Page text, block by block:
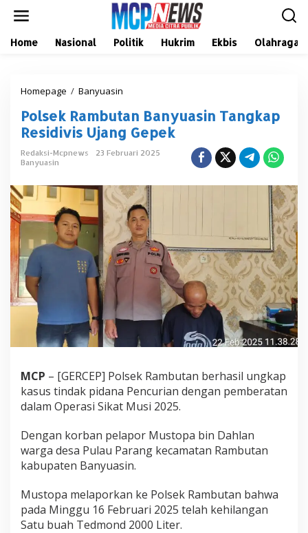
Home Nasional Politik Hukrim Ekbis Olahraga
Homepage / Banyuasin
l
s
e
k
m
b
u
t
a
n
B
y
u
i
T
a
n
g
a
p
R
i
d
i
Polsek Rambutan Banyuasin Tangkap
Residivis Ujang Gepek
Redaksi-Mcpnews
23 Februari 2025
Banyuasin
MCP – [GERCEP] Polsek Rambutan berhasil ungkap
kasus tindak pidana Pencurian dengan pemberatan
dalam Operasi Sikat Musi 2025.
Dengan korban pelapor Mustopa bin Dahlan
warga desa Pulau Parang kecamatan Rambutan
kabupaten Banyuasin.
Mustopa melaporkan ke Polsek Rambutan bahwa
pada Minggu 16 Februari 2025 telah kehilangan
Satu buah Tedmond 2000 Liter.